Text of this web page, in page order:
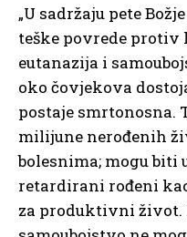
„U sadržaju pete
teške povrede protiv
eutanazija i
oko čovjekova
postaje smrtonosna.
milijune nerođenih
bolesnima; mogu biti
retardirani rođeni
za produktivni život.